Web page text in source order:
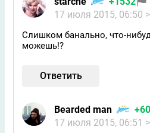
17 июля 2015, 06:50
Слишком банально, что-
можешь!?
Ответить
Bearded man
17 июля 2015, 06:51